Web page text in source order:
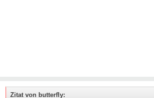
Zitat von butterfly: